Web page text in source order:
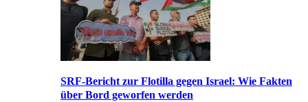
SRF-Bericht zur Flotilla gegen Israel: Wie Fakten
über Bord geworfen werden